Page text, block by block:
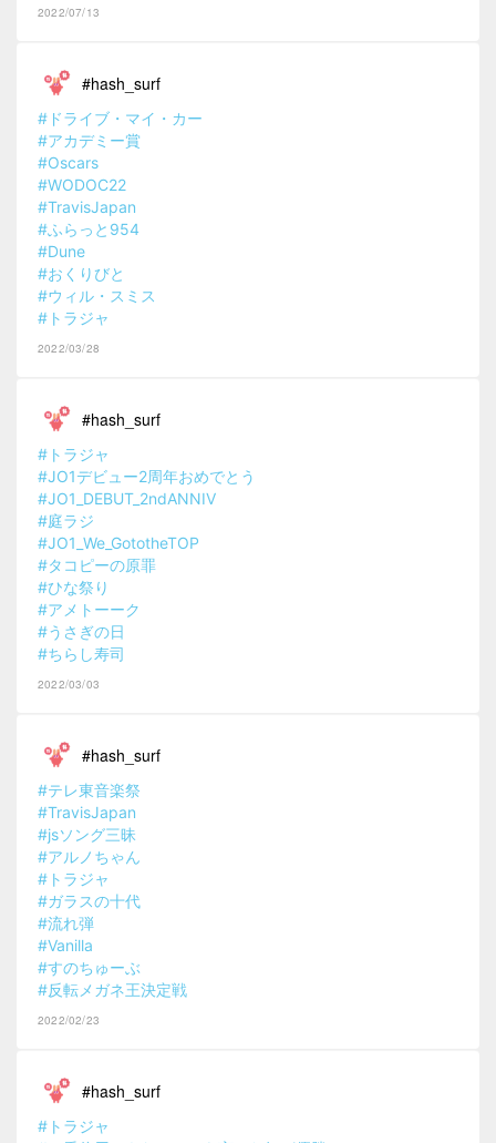
2022/07/13
#hash_surf
#ドライブ・マイ・カー
#アカデミー賞
#Oscars
#WODOC22
#TravisJapan
#ふらっと954
#Dune
#おくりびと
#ウィル・スミス
#トラジャ
2022/03/28
#hash_surf
#トラジャ
#JO1デビュー2周年おめでとう
#JO1_DEBUT_2ndANNIV
#庭ラジ
#JO1_We_GototheTOP
#タコピーの原罪
#ひな祭り
#アメトーーク
#うさぎの日
#ちらし寿司
2022/03/03
#hash_surf
#テレ東音楽祭
#TravisJapan
#jsソング三昧
#アルノちゃん
#トラジャ
#ガラスの十代
#流れ弾
#Vanilla
#すのちゅーぶ
#反転メガネ王決定戦
2022/02/23
#hash_surf
#トラジャ